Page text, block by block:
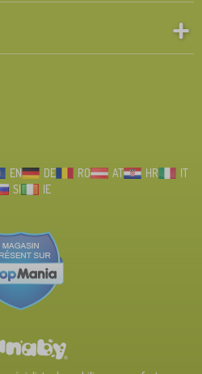
EN DE RO AT HR
IT
SI
IE